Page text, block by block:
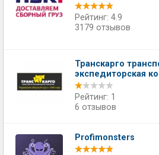
Рейтинг: 4.9
3179 отзывов
Транскарго
экспедиторская
Рейтинг: 1
6 отзывов
Profimonsters